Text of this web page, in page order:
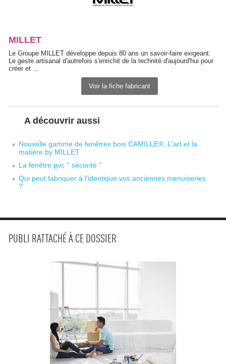
MILLET
Le Groupe MILLET développe depuis 80 ans un savoir-faire exigeant.
Le geste artisanal d'autrefois s'enrichit de la technité d'aujourd'hui pour
créer et ...
Voir la fiche fabricant
A découvrir aussi
Nouvelle gamme de fenêtres bois CAMILLE®, L'art et la
matière by MILLET
La fenêtre pvc '' sécurité ''
Qui peut fabriquer à l'identique vos anciennes menuiseries
?
PUBLI RATTACHÉ À CE DOSSIER